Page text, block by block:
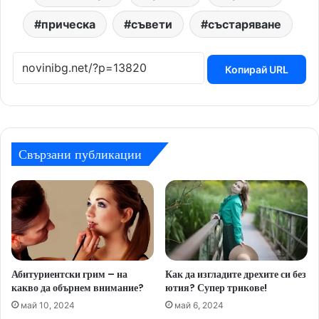
прическа съвети състаряване
Копирай URL
Свързани публикации
Абитуриентски грим – на
какво да обърнем внимание?
май 10, 2024
Как да изгладите дрехите си без
ютия? Супер трикове!
май 6, 2024